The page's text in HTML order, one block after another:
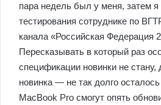
пара недель был у меня, затем я
тестирования сотруднике по
канала «Российская Федерация
Пересказывать в который раз
спецификации новинки не стану,
новинка — не так долго
MacBook Pro смогут опять